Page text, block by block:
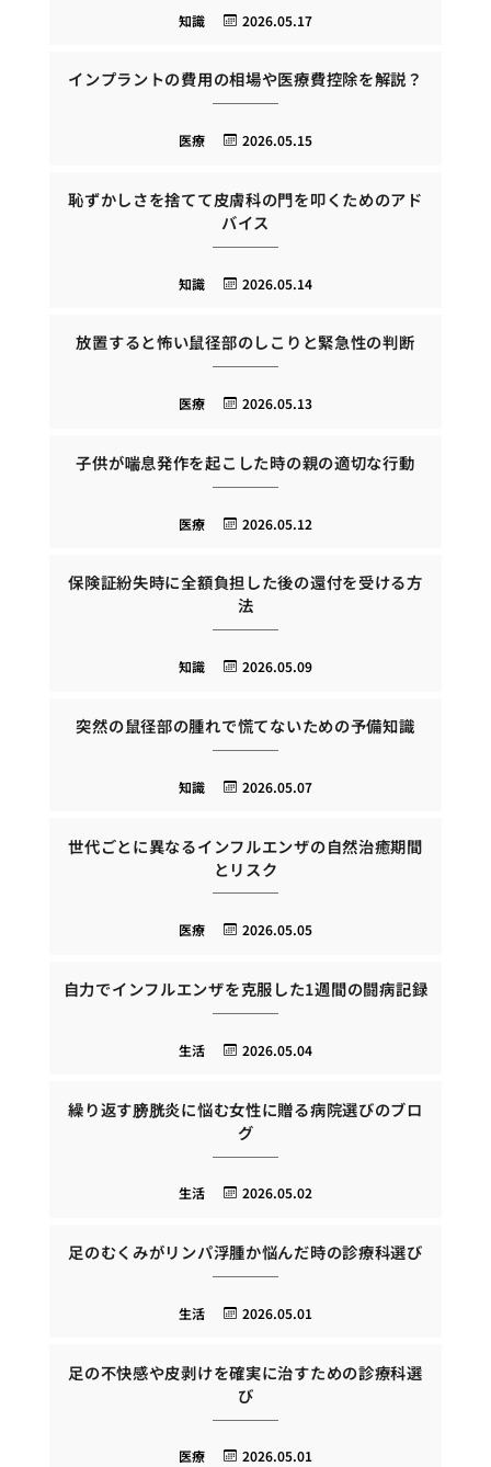
2026.05.17
知識
インプラントの費用の相場や医療費控除を解説？
2026.05.15
医療
恥ずかしさを捨てて皮膚科の門を叩くためのアド
バイス
2026.05.14
知識
放置すると怖い鼠径部のしこりと緊急性の判断
2026.05.13
医療
子供が喘息発作を起こした時の親の適切な行動
2026.05.12
医療
保険証紛失時に全額負担した後の還付を受ける方
法
2026.05.09
知識
突然の鼠径部の腫れで慌てないための予備知識
2026.05.07
知識
世代ごとに異なるインフルエンザの自然治癒期間
とリスク
2026.05.05
医療
自力でインフルエンザを克服した1週間の闘病記録
2026.05.04
生活
繰り返す膀胱炎に悩む女性に贈る病院選びのブロ
グ
2026.05.02
生活
足のむくみがリンパ浮腫か悩んだ時の診療科選び
2026.05.01
生活
足の不快感や皮剥けを確実に治すための診療科選
び
2026.05.01
医療